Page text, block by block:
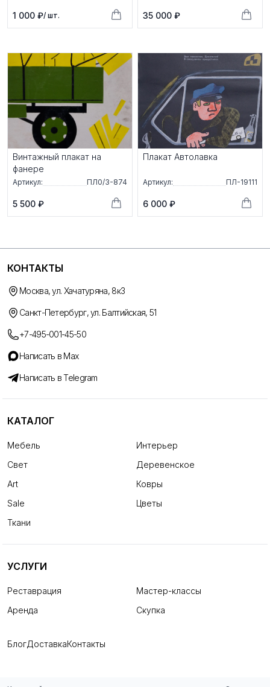
1 000 ₽/ шт. 35 000 ₽
Винтажный плакат на
фанере
Артикул: ПЛ0/3-874
5 500 ₽
Плакат Автолавка
Артикул: ПЛ-19111
6 000 ₽
КОНТАКТЫ
Москва, ул. Хачатуряна, 8к3
Санкт-Петербург, ул. Балтийская, 51
+7-495-001-45-50
Написать в Max
Написать в Telegram
КАТАЛОГ
Мебель
Интерьер
Свет
Деревенское
Art
Ковры
Sale
Цветы
Ткани
УСЛУГИ
Реставрация
Мастер-классы
Аренда
Скупка
БлогДоставкаКонтакты